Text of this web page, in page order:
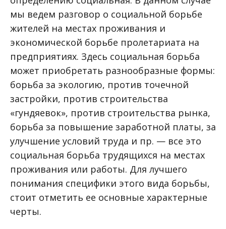
мы ведем разговор о социальной борьбе
жителей на местах проживания и
экономической борьбе пролетариата на
предприятиях. Здесь социальная борьба
может приобретать разнообразные формы:
борьба за экологию, против точечной
застройки, против строительства
«гундяевок», против строительства рынка,
борьба за повышение заработной платы, за
улучшение условий труда и пр. — все это
социальная борьба трудящихся на местах
проживания или работы. Для лучшего
понимания специфики этого вида борьбы,
стоит отметить ее основные характерные
черты.